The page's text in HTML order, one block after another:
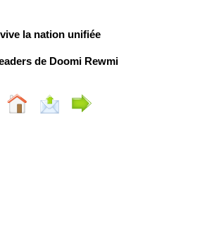
la nation unifiée
de Doomi Rewmi